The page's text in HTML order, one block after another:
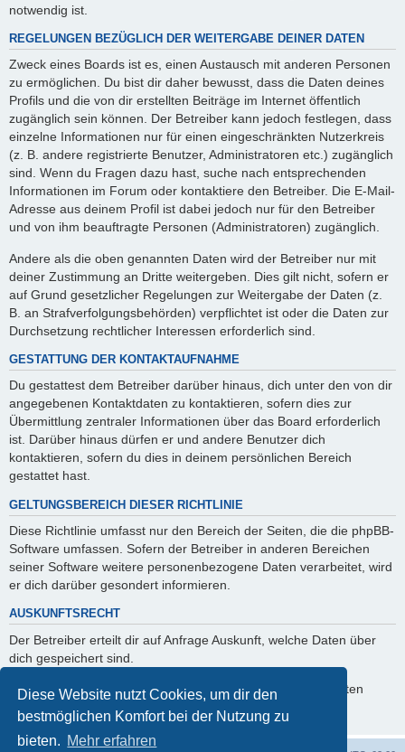
Diese Website nutzt Cookies, um dir den
bestmöglichen Komfort bei der Nutzung zu
bieten. Mehr erfahren
notwendig ist.
REGELUNGEN BEZÜGLICH DER WEITERGABE DEINER DATEN
Zweck eines Boards ist es, einen Austausch mit anderen Personen
zu ermöglichen. Du bist dir daher bewusst, dass die Daten deines
Profils und die von dir erstellten Beiträge im Internet öffentlich
zugänglich sein können. Der Betreiber kann jedoch festlegen, dass
einzelne Informationen nur für einen eingeschränkten Nutzerkreis
(z. B. andere registrierte Benutzer, Administratoren etc.) zugänglich
sind. Wenn du Fragen dazu hast, suche nach entsprechenden
Informationen im Forum oder kontaktiere den Betreiber. Die E-Mail-
Adresse aus deinem Profil ist dabei jedoch nur für den Betreiber
und von ihm beauftragte Personen (Administratoren) zugänglich.
Andere als die oben genannten Daten wird der Betreiber nur mit
deiner Zustimmung an Dritte weitergeben. Dies gilt nicht, sofern er
auf Grund gesetzlicher Regelungen zur Weitergabe der Daten (z.
B. an Strafverfolgungsbehörden) verpflichtet ist oder die Daten zur
Durchsetzung rechtlicher Interessen erforderlich sind.
GESTATTUNG DER KONTAKTAUFNAHME
Du gestattest dem Betreiber darüber hinaus, dich unter den von dir
angegebenen Kontaktdaten zu kontaktieren, sofern dies zur
Übermittlung zentraler Informationen über das Board erforderlich
ist. Darüber hinaus dürfen er und andere Benutzer dich
kontaktieren, sofern du dies in deinem persönlichen Bereich
gestattet hast.
GELTUNGSBEREICH DIESER RICHTLINIE
Diese Richtlinie umfasst nur den Bereich der Seiten, die die phpBB-
Software umfassen. Sofern der Betreiber in anderen Bereichen
seiner Software weitere personenbezogene Daten verarbeitet, wird
er dich darüber gesondert informieren.
AUSKUNFTSRECHT
Der Betreiber erteilt dir auf Anfrage Auskunft, welche Daten über
dich gespeichert sind.
Du kannst jederzeit die Löschung bzw. Sperrung deiner Daten